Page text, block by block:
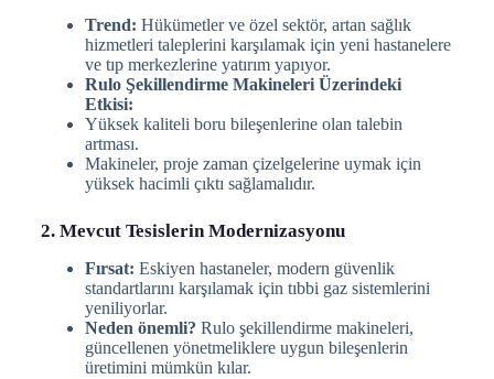
Trend: Hükümetler ve özel sektör, artan sağlık
hizmetleri taleplerini karşılamak için yeni hastanelere
ve tıp merkezlerine yatırım yapıyor.
Rulo Şekillendirme Makineleri Üzerindeki
Etkisi:
Yüksek kaliteli boru bileşenlerine olan talebin
artması.
Makineler, proje zaman çizelgelerine uymak için
yüksek hacimli çıktı sağlamalıdır.
2. Mevcut Tesislerin Modernizasyonu
Fırsat: Eskiyen hastaneler, modern güvenlik
standartlarını karşılamak için tıbbi gaz sistemlerini
yeniliyorlar.
Neden önemli? Rulo şekillendirme makineleri,
güncellenen yönetmeliklere uygun bileşenlerin
üretimini mümkün kılar.